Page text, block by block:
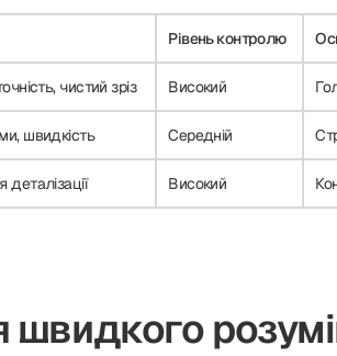
Рівень контролю
чистий зріз Високий
швидкість Середній
Високий